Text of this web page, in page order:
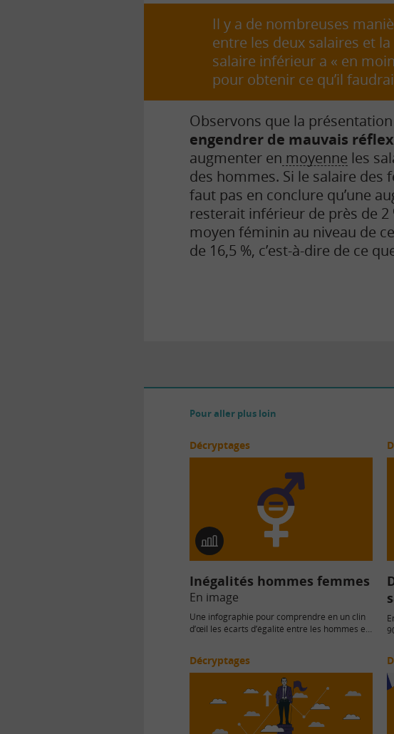
Il y a de nombreuses
entre les deux salaires et
salaire inférieur a « en
pour obtenir ce qu’il
Observons que la
engendrer de mauvais
augmenter en moyenne les
des hommes. Si le salaire des
faut pas en conclure qu’une
resterait inférieur de près de
moyen féminin au niveau de
de 16,5 %, c’est-à-dire de ce
Pour aller plus loin
Décryptages
En
image
Inégalités hommes femmes
En image
Une infographie pour comprendre en un clin
d’œil les écarts d’égalité entre les hommes et
Décryptages